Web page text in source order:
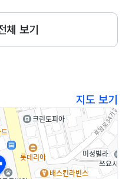
체 보기
지도 보기